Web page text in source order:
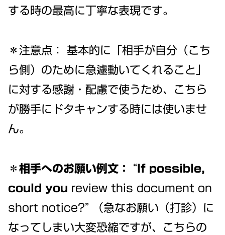
する時の最高に丁寧な表現です。
＊注意点： 基本的に「相手が自分（こち
ら側）のために急遽動いてくれること」
に対する感謝・配慮で使うため、こちら
が勝手にドタキャンする時には使いませ
ん。
＊相手へのお願い例文： “ If possible,
could you review this document on
short notice?” （急なお願い（打診）に
なってしまい大変恐縮ですが、こちらの